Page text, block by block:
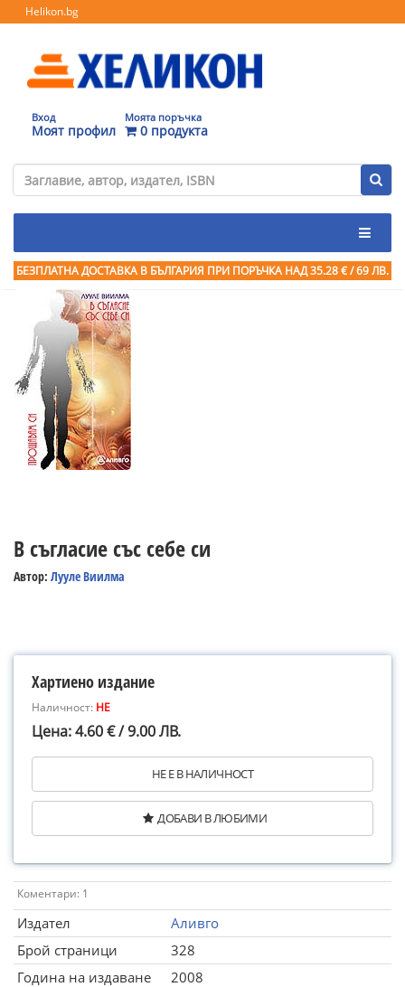
Helikon.bg
Вход
Моят профил
Моята поръчка
0 продукта
БЕЗПЛАТНА ДОСТАВКА В БЪЛГАРИЯ ПРИ ПОРЪЧКА НАД 35.28 € / 69 ЛВ.
В съгласие със себе си
Автор: Лууле Виилма
Хартиено издание
Наличност: НЕ
Цена: 4.60 € / 9.00 ЛВ.
НЕ Е В НАЛИЧНОСТ
ДОБАВИ В ЛЮБИМИ
Коментари: 1
Издател
Аливго
Брой страници
328
Година на издаване
2008